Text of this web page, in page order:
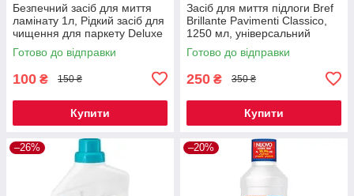
Безпечний засіб для миття
ламінату 1л, Рідкий засіб для
чищення для паркету Deluxe
Готово до відправки
100 ₴ 150 ₴
Купити
Засіб для миття підлоги Bref
Brillante Pavimenti Classico,
1250 мл, універсальний
миючий засіб для всіх типів
підлог
Готово до відправки
250 ₴ 350 ₴
Купити
–26% –20%